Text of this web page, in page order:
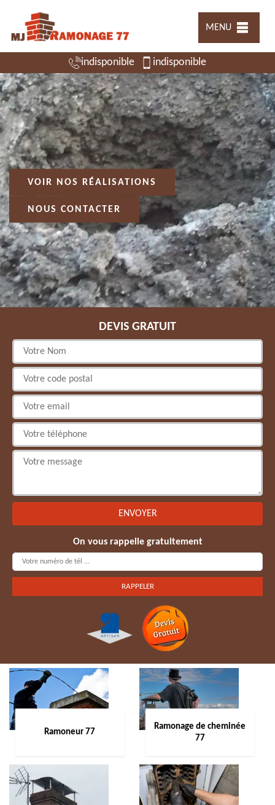
MENU
indisponible indisponible
VOIR NOS RÉALISATIONS
NOUS CONTACTER
DEVIS GRATUIT
On vous rappelle gratuitement
Ramoneur 77
Ramonage de cheminée
77